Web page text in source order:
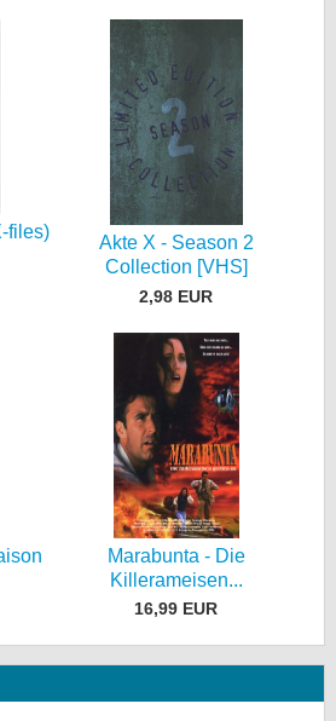
files)
Akte X - Season 2
Collection [VHS]
2,98 EUR
Marabunta - Die
Killerameisen...
16,99 EUR